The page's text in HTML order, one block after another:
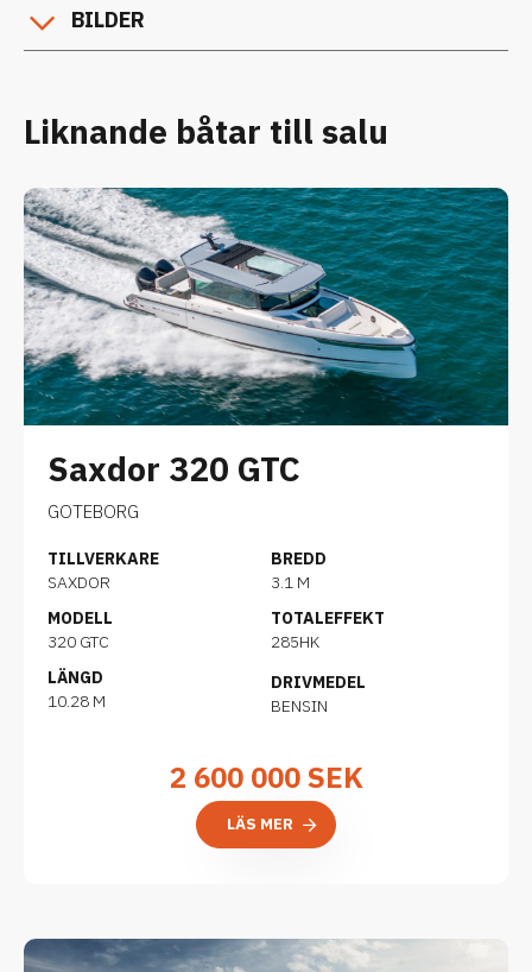
BILDER
Liknande båtar till salu
Saxdor 320 GTC
GOTEBORG
TILLVERKARE
SAXDOR
MODELL
320 GTC
LÄNGD
10.28 M
BREDD
3.1 M
TOTALEFFEKT
285HK
DRIVMEDEL
BENSIN
2 600 000SEK
LÄS MER